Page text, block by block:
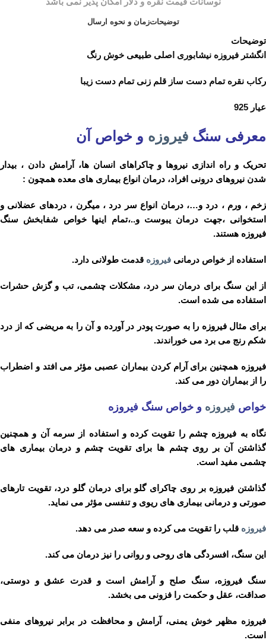
توضیحاتزمان و نحوه ارسال
توضیحات
انگشتر فیروزه نیشابوری اصلی طبیعی خوش رنگ
رکاب نقره تمام دست ساز قلم زنی تمام دست زیبا
عیار 925
معرفی سنگ فیروزه و خواص آن
تحریک و راه اندازی نیروها و چاکراهای انسان ها، آرامش دادن ، بیدار
شدن نیروهای درونی افراد، درمان انواع بیماری های معده همچون :
زخم ، ورم ، درد و…، درمان انواع سر درد ، میگرن ، دردهای عضلانی و
استخوانی ،جهت درمان یبوست و..،تمام اینها خواص شفابخش سنگ
فیروزه هستند.
استفاده از خواص درمانی فیروزه قدمت طولانی دارد.
از این سنگ برای درمان سر درد، مشکلات چشمی، تب و گزش حشرات
استفاده می شده است.
برای مثال فیروزه را به صورت پودر در آورده و آن را به مریضی که از درد
شکم رنج می برد می خوراندند.
فیروزه همچنین برای آرام کردن بیماران عصبی مؤثر می افتد و اضطراب
را از بیماران دور می کند.
خواص فیروزه و خواص سنگ فیروزه
نگاه به فیروزه چشم را تقویت کرده و استفاده از سرمه آن و همچنین
گذاشتن آن بر روی چشم ها برای تقویت چشم و درمان بیماری های
چشمی مفید است.
گذاشتن فیروزه بر روی چاکرای گلو برای درمان گلو درد، تقویت تارهای
صورتی و درمانی بیماری های ریوی و تنفسی مؤثر می نماید.
فیروزه قلب را تقویت می کرده و سعه صدر می دهد.
این سنگ، افسردگی های روحی و روانی را نیز درمان می کند.
سنگ فیروزه، سنگ صلح و آرامش است و قدرت عشق و دوستی،
صداقت، عقل و حکمت را فزونی می بخشد.
فیروزه مظهر خوش یمنی، آرامش و محافظت در برابر نیروهای منفی
است.